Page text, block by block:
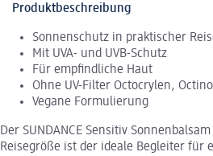
Produktbeschreibung
Sonnenschutz in praktischer
Mit UVA- und UVB-Schutz
Für empfindliche Haut
Ohne UV-Filter Octocrylen,
Vegane Formulierung
Der SUNDANCE Sensitiv
Reisegröße ist der ideale Begleiter für